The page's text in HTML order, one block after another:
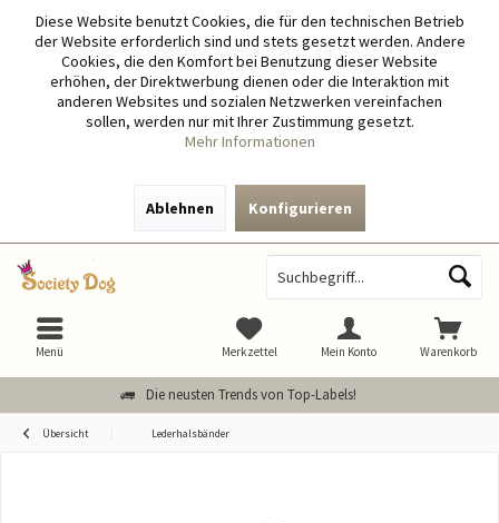
Diese Website benutzt Cookies, die für den technischen Betrieb
der Website erforderlich sind und stets gesetzt werden. Andere
Cookies, die den Komfort bei Benutzung dieser Website
erhöhen, der Direktwerbung dienen oder die Interaktion mit
anderen Websites und sozialen Netzwerken vereinfachen
sollen, werden nur mit Ihrer Zustimmung gesetzt.
Mehr Informationen
Ablehnen Konfigurieren
Die neusten Trends von Top-Labels!
Warenkorb
Merkzettel Mein Konto
Menü
Übersicht Lederhalsbänder